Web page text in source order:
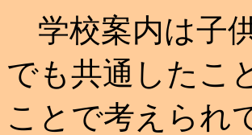
学校案内は子
でも共通したこ
ことで考えられ